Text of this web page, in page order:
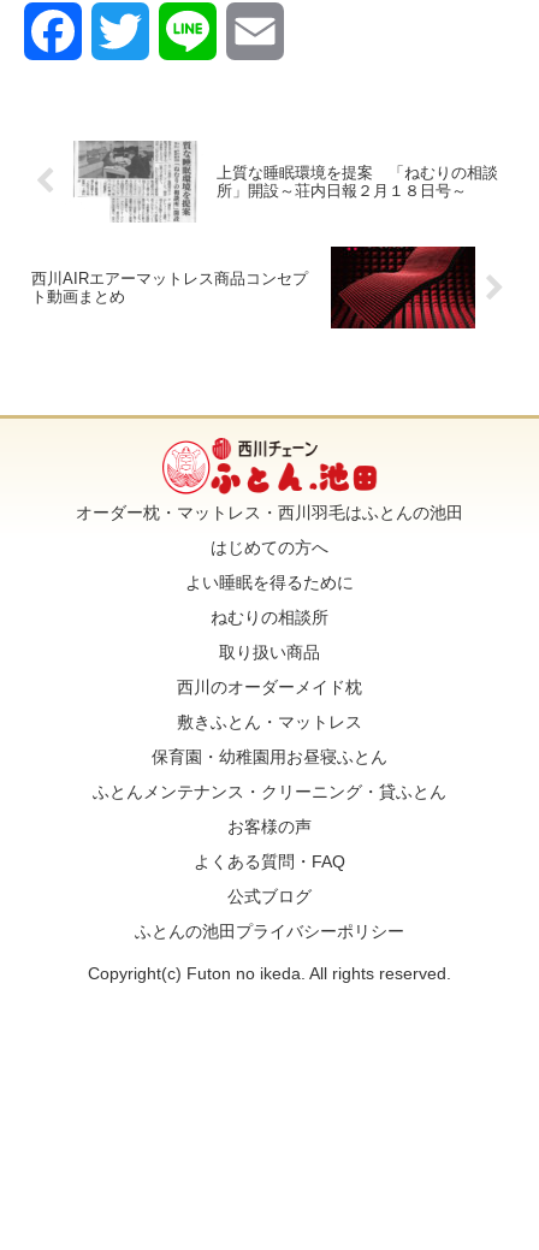
c
e
i
t e
上質な睡眠環境を提案 「ねむりの相談
所」開設～荘内日報２月１８日号～
西川AIRエアーマットレス商品コンセプ
ト動画まとめ
オーダー枕・マットレス・西川羽毛はふとんの池田
はじめての方へ
よい睡眠を得るために
ねむりの相談所
取り扱い商品
西川のオーダーメイド枕
敷きふとん・マットレス
保育園・幼稚園用お昼寝ふとん
ふとんメンテナンス・クリーニング・貸ふとん
お客様の声
よくある質問・FAQ
公式ブログ
ふとんの池田プライバシーポリシー
Copyright(c) Futon no ikeda. All rights reserved.